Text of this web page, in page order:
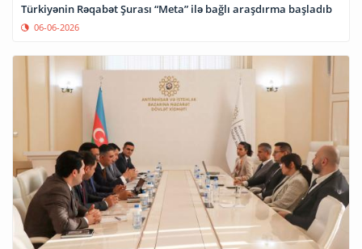
Türkiyənin Rəqabət Şurası “Meta” ilə bağlı araşdırma başladıb
06-06-2026